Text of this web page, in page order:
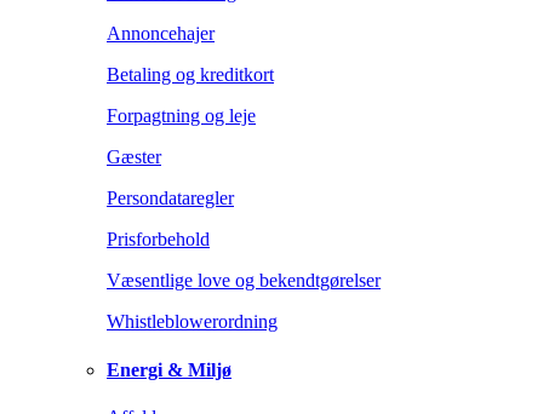
Annoncehajer
Betaling og kreditkort
Forpagtning og leje
Gæster
Persondataregler
Prisforbehold
Væsentlige love og bekendtgørelser
Whistleblowerordning
Energi & Miljø